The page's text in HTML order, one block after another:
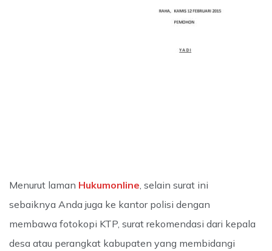
Menurut laman Hukumonline , selain surat ini
sebaiknya Anda juga ke kantor polisi dengan
membawa fotokopi KTP, surat rekomendasi dari kepala
desa atau perangkat kabupaten yang membidangi